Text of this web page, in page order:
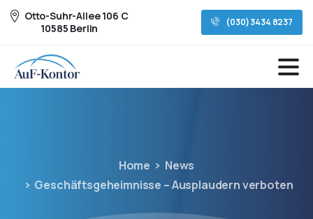
Otto-Suhr-Allee 106 C
10585 Berlin
(030) 3434 8237
Home
News
Geschäftsgeheimnisse – Ausplaudern verboten